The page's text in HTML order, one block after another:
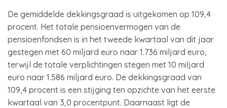
De gemiddelde dekkingsgraad is uitgekomen op 109,4
procent. Het totale pensioenvermogen van de
pensioenfondsen is in het tweede kwartaal van dit jaar
gestegen met 60 miljard euro naar 1.736 miljard euro,
terwijl de totale verplichtingen stegen met 10 miljard
euro naar 1.586 miljard euro. De dekkingsgraad van
109,4 procent is een stijging ten opzichte van het eerste
kwartaal van 3,0 procentpunt. Daarnaast ligt de